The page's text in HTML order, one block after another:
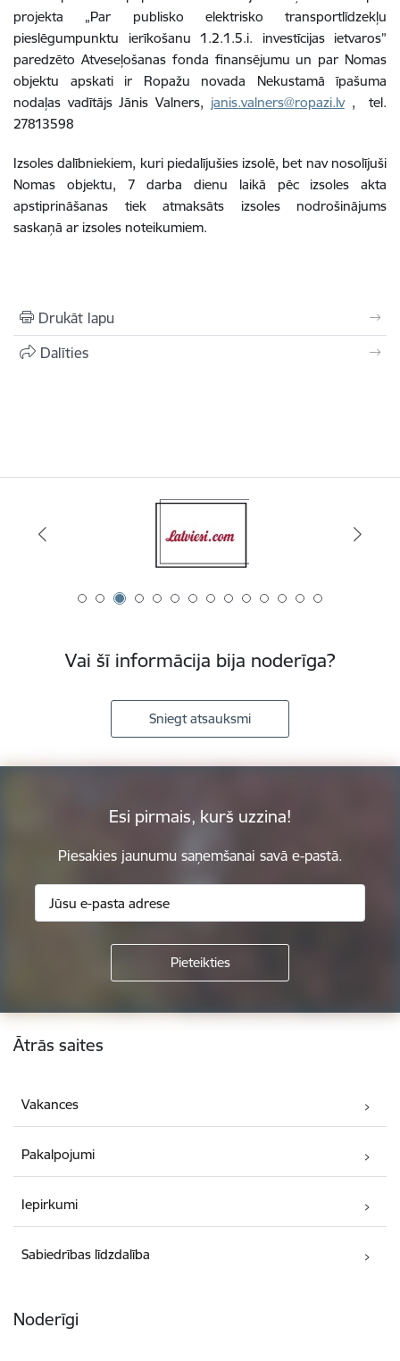
projekta „Par publisko elektrisko transportlīdzekļu
pieslēgumpunktu ierīkošanu 1.2.1.5.i. investīcijas ietvaros”
paredzēto Atveseļošanas fonda finansējumu un par Nomas
objektu apskati ir Ropažu novada Nekustamā īpašuma
nodaļas vadītājs Jānis Valners, janis.valners@ropazi.lv , tel.
27813598
Izsoles dalībniekiem, kuri piedalījušies izsolē, bet nav nosolījuši
Nomas objektu, 7 darba dienu laikā pēc izsoles akta
apstiprināšanas tiek atmaksāts izsoles nodrošinājums
saskaņā ar izsoles noteikumiem.
Drukāt lapu
Dalīties
Vai šī informācija bija noderīga?
Sniegt atsauksmi
Esi pirmais, kurš uzzina!
Piesakies jaunumu saņemšanai savā e-pastā.
Kājene
Ātrās saites
Vakances
Pakalpojumi
Iepirkumi
Sabiedrības līdzdalība
Noderīgi